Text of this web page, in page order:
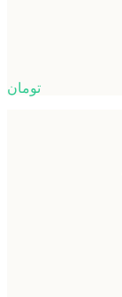
تومان